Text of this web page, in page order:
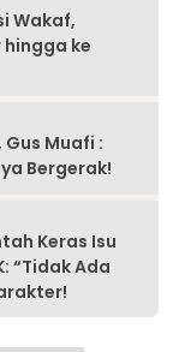
Wakaf,
ke
Gus Muafi :
Bergerak!
Keras Isu
“Tidak Ada